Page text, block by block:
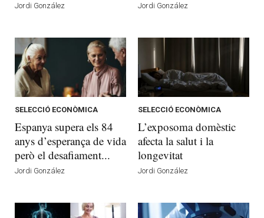
Jordi González Jordi González
SELECCIÓ ECONÒMICA
Espanya supera els 84
anys d’esperança de vida
però el desafiament...
Jordi González
SELECCIÓ ECONÒMICA
L’exposoma domèstic
afecta la salut i la
longevitat
Jordi González